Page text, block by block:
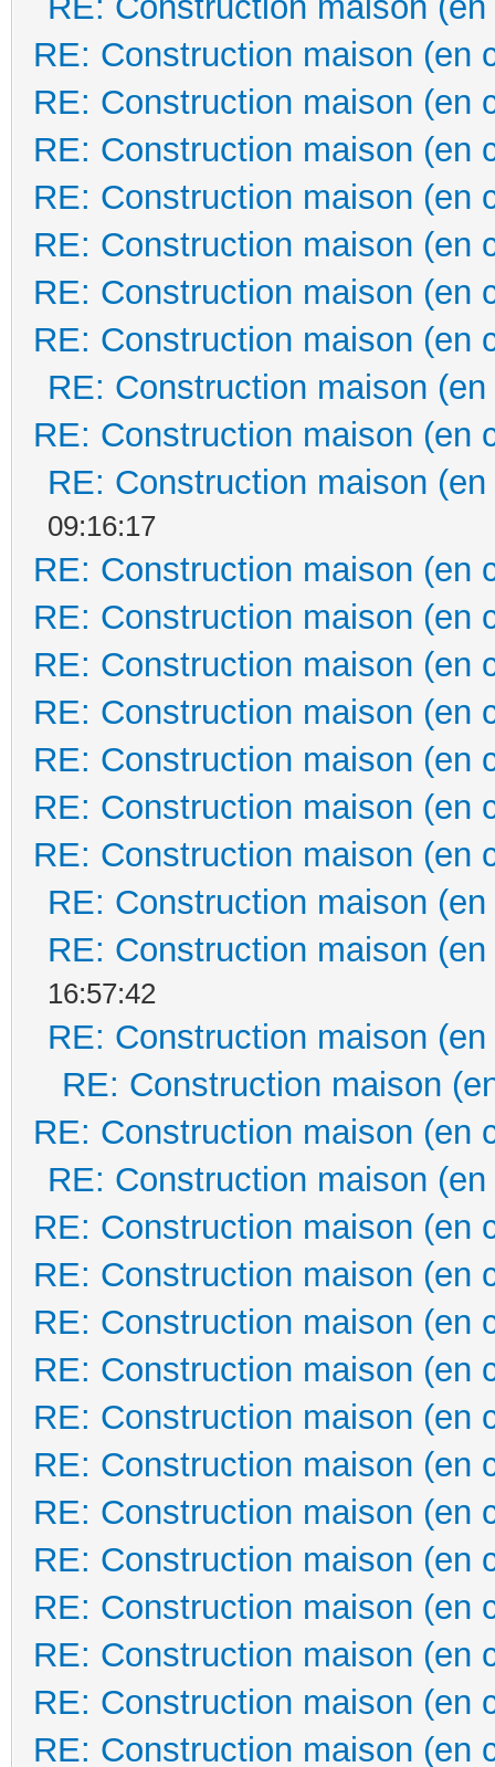
RE: Construction maison (en
RE: Construction maison (en
RE: Construction maison (en
RE: Construction maison (en
RE: Construction maison (en
RE: Construction maison (en
RE: Construction maison (en
RE: Construction maison
RE: Construction maison (en
RE: Construction maison
09:16:17
RE: Construction maison (en
RE: Construction maison (en
RE: Construction maison (en
RE: Construction maison (en
RE: Construction maison (en
RE: Construction maison (en
RE: Construction maison (en
RE: Construction maison
RE: Construction maison
16:57:42
RE: Construction maison
RE: Construction maison
RE: Construction maison (en
RE: Construction maison
RE: Construction maison (en
RE: Construction maison (en
RE: Construction maison (en
RE: Construction maison (en
RE: Construction maison (en
RE: Construction maison (en
RE: Construction maison (en
RE: Construction maison (en
RE: Construction maison (en
RE: Construction maison (en
RE: Construction maison (en
RE: Construction maison (en